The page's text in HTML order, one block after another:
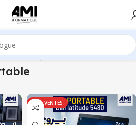
portable
TOP VENTES